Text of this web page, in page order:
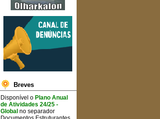
Breves
Disponível o Plano Anual
de Atividades 24/25 -
Globalno separador
Documentos Estruturantes.